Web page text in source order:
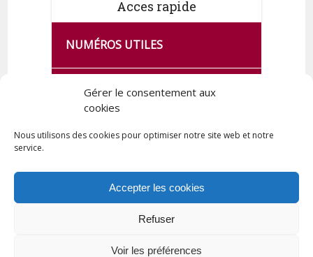
Gérer le consentement aux
cookies
Nous utilisons des cookies pour optimiser notre site web et notre
service.
Accepter les cookies
Refuser
Voir les préférences
Acces rapide
NUMÉROS UTILES
CA SE PASSE À FRANCE SERVICES
DE QUINGEY
Tous droits réservés © 2023 Commune de Quingey / Création -